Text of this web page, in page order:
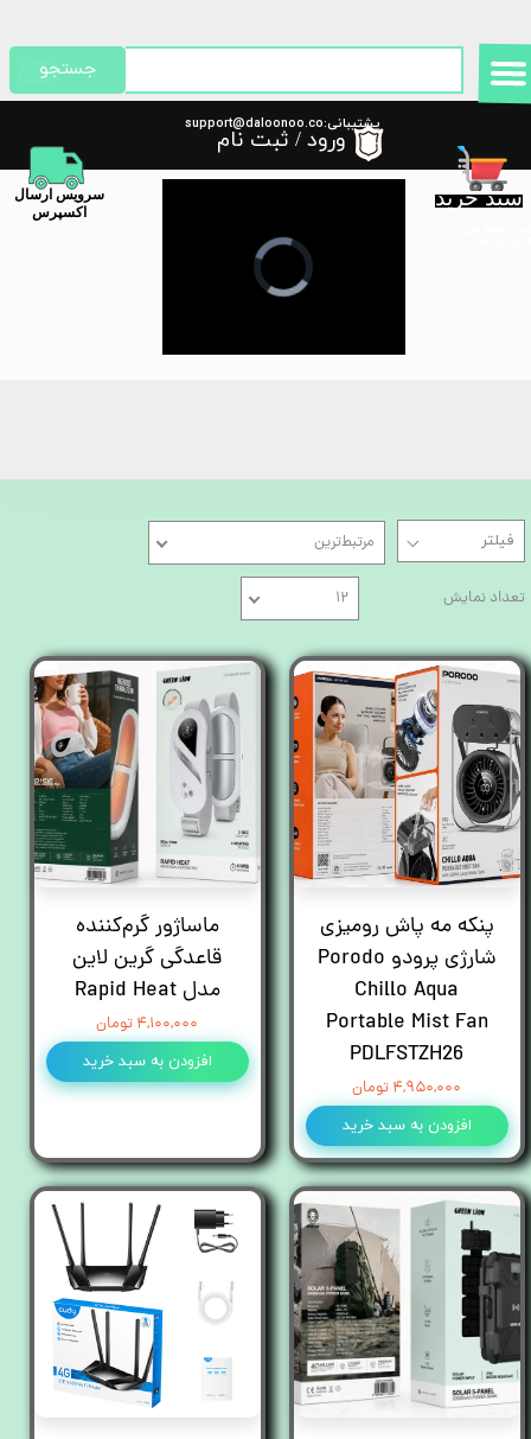
پشتیبانی:support@daloonoo.co
m
سبد خرید
​سرویس ارسال
اکسپرس
جستجو
ورود / ثبت نام
حساب کاربری من
تغییر گذر واژه
سفارشات
خروج از حساب کاربری
مرتبط‌ترین
تعداد نمایش ۱۲
پنکه مه پاش رومیزی
شارژی پرودو Porodo
Chillo Aqua
Portable Mist Fan
PDLFSTZH26
۴,۹۵۰,۰۰۰ تومان
افزودن به سبد خرید
ماساژور گرم‌کننده
قاعدگی گرین لاین
مدل Rapid Heat
۴,۱۰۰,۰۰۰ تومان
افزودن به سبد خرید